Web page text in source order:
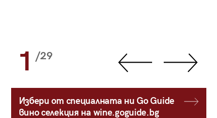
1 /29
Избери от специалната ни Go Guide
вино селекция на wine.goguide.bg